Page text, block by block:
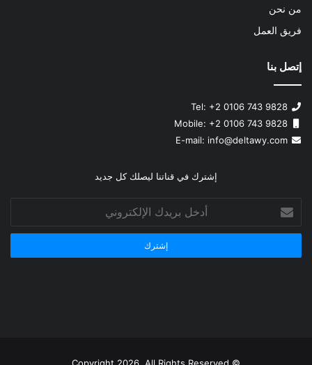
من نحن
فريق العمل
إتصل بنا
info@deltawy.com
إشترك في قناتنا ليصلك كل جديد
بريدك
الإلكتروني